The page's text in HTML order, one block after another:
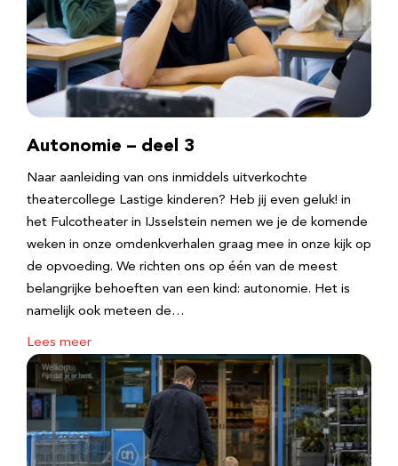
Autonomie – deel 3
Naar aanleiding van ons inmiddels uitverkochte
theatercollege Lastige kinderen? Heb jij even geluk! in
het Fulcotheater in IJsselstein nemen we je de komende
weken in onze omdenkverhalen graag mee in onze kijk op
de opvoeding. We richten ons op één van de meest
belangrijke behoeften van een kind: autonomie. Het is
namelijk ook meteen de…
Lees meer